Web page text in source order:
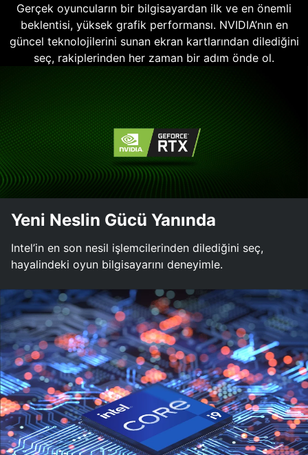
Gerçek oyuncuların bir bilgisayardan ilk ve en önemli
beklentisi, yüksek grafik performansı. NVIDIA’nın en
güncel teknolojilerini sunan ekran kartlarından dilediğini
seç, rakiplerinden her zaman bir adım önde ol.
Yeni Neslin Gücü Yanında
Intel’in en son nesil işlemcilerinden dilediğini seç,
hayalindeki oyun bilgisayarını deneyimle.